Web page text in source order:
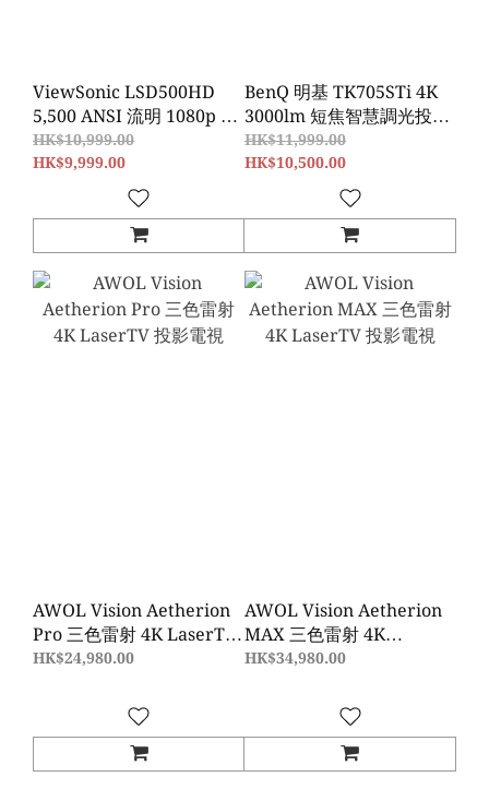
ViewSonic LSD500HD
5,500 ANSI 流明 1080p 雷
射商務/教育投影機
HK$10,999.00
HK$9,999.00
BenQ 明基 TK705STi 4K
3000lm 短焦智慧調光投影
機 香港行貨
HK$11,999.00
HK$10,500.00
AWOL Vision Aetherion
Pro 三色雷射 4K LaserTV
投影電視
HK$24,980.00
AWOL Vision Aetherion
MAX 三色雷射 4K
LaserTV 投影電視
HK$34,980.00